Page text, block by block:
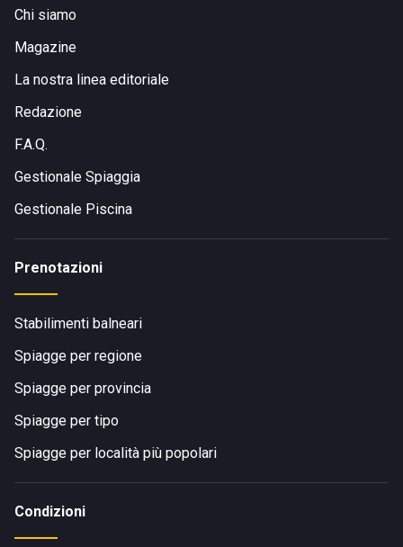
Chi siamo
Magazine
La nostra linea editoriale
Redazione
F.A.Q.
Gestionale Spiaggia
Gestionale Piscina
Prenotazioni
Stabilimenti balneari
Spiagge per regione
Spiagge per provincia
Spiagge per tipo
Spiagge per località più popolari
Condizioni